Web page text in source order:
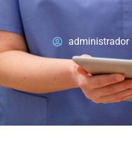
administrador